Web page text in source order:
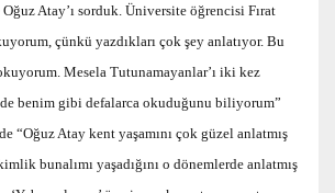
Atay’ı sorduk. Üniversite öğrencisi Fırat
çünkü yazdıkları çok şey anlatıyor. Bu
Mesela Tutunamayanlar’ı iki kez
benim gibi defalarca okuduğunu biliyorum”
“Oğuz Atay kent yaşamını çok güzel anlatmış
bunalımı yaşadığını o dönemlerde anlatmış